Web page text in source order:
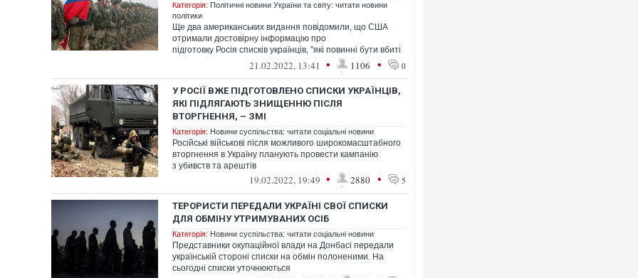
Категорія: Політичні новини України та світу: читати новини
політики
Ще два американських видання повідомили, що США
отримали достовірну інформацію про
підготовку Росія списків українців, "які повинні бути вбиті
21.02.2022, 13:41 • 1106 • 0
У РОСІЇ ВЖЕ ПІДГОТОВЛЕНО СПИСКИ УКРАЇНЦІВ,
ЯКІ ПІДЛЯГАЮТЬ ЗНИЩЕННЮ ПІСЛЯ
ВТОРГНЕННЯ, – ЗМІ
Категорія: Новини суспільства: читати соціальні новини
Російські військові після можливого широкомасштабного
вторгнення в Україну планують провести кампанію
з убивств та арештів
19.02.2022, 19:49 • 2880 • 5
ТЕРОРИСТИ ПЕРЕДАЛИ УКРАЇНІ СВОЇ СПИСКИ
ДЛЯ ОБМІНУ УТРИМУВАНИХ ОСІБ
Категорія: Новини суспільства: читати соціальні новини
Представники окупаційної влади на Донбасі передали
українській стороні списки на обмін полоненими. На
сьогодні списки уточнюються
Росія атакувала Суми
торговельний центр,